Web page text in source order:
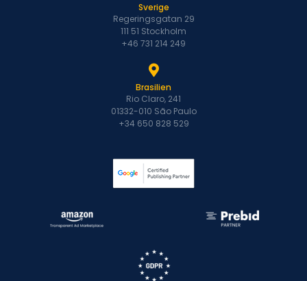
Sverige
Regeringsgatan 29
111 51 Stockholm
+46 731 214 249
Brasilien
Rio Claro, 241
01332-010 São Paulo
+34 650 828 529